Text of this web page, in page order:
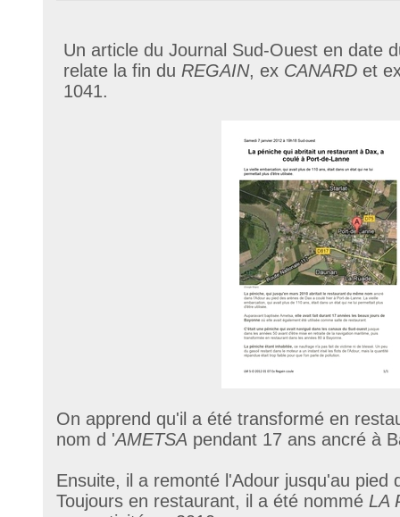
Un article du Journal Sud-Ouest en date
relate la fin du REGAIN, ex CANARDet
1041.
On apprend qu'il a été transformé en
nom d 'AMETSA pendant 17 ans ancré à
Ensuite, il a remonté l'Adour jusqu'au pied
Toujours en restaurant, il a été nomméLA